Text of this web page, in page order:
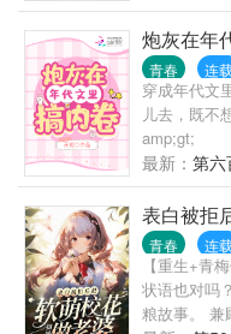
炮灰在年
青春 连载
穿成年代文
儿去，既不
amp;gt;
最新： 第六
表白被拒
青春 连载
【重生+青
状语也对吗
粮故事。 兼